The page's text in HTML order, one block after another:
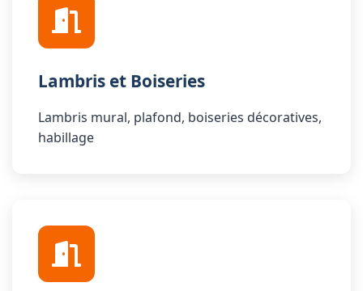
Lambris et Boiseries
Lambris mural, plafond, boiseries décoratives,
habillage